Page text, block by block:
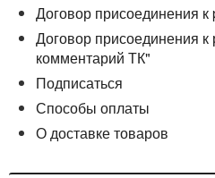
Договор присоединения
Договор присоединения
комментарий ТК"
Подписаться
Способы оплаты
О доставке товаров